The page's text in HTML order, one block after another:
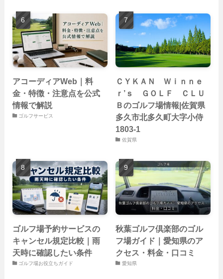
アコーディアWeb｜料
金・特徴・注意点を公式
情報で解説
ゴルフサービス
ＣＹＫＡＮ Ｗｉｎｎｅ
ｒ’ｓ ＧＯＬＦ ＣＬＵ
Ｂのゴルフ場情報|佐賀県
多久市北多久町大字小侍
1803-1
佐賀県
ゴルフ場予約サービスの
キャンセル規定比較｜雨
天時に確認したい条件
ゴルフ場お役立ちガイド
秋葉ゴルフ倶楽部のゴル
フ場ガイド｜愛知県のア
クセス・料金・口コミ
愛知県